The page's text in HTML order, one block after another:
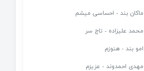
ماکان بند - احساسی میشم
محمد علیزاده - تاج سر
امو بند - هنوزم
مهدی احمدوند - عزیزم